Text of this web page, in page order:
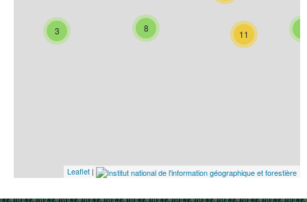
3 11
8
Leaflet |